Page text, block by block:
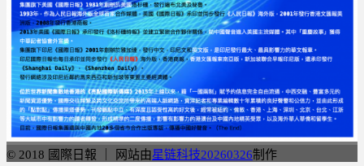
© 2018 國際日報 ｜ 网站由星链科技20260326制作